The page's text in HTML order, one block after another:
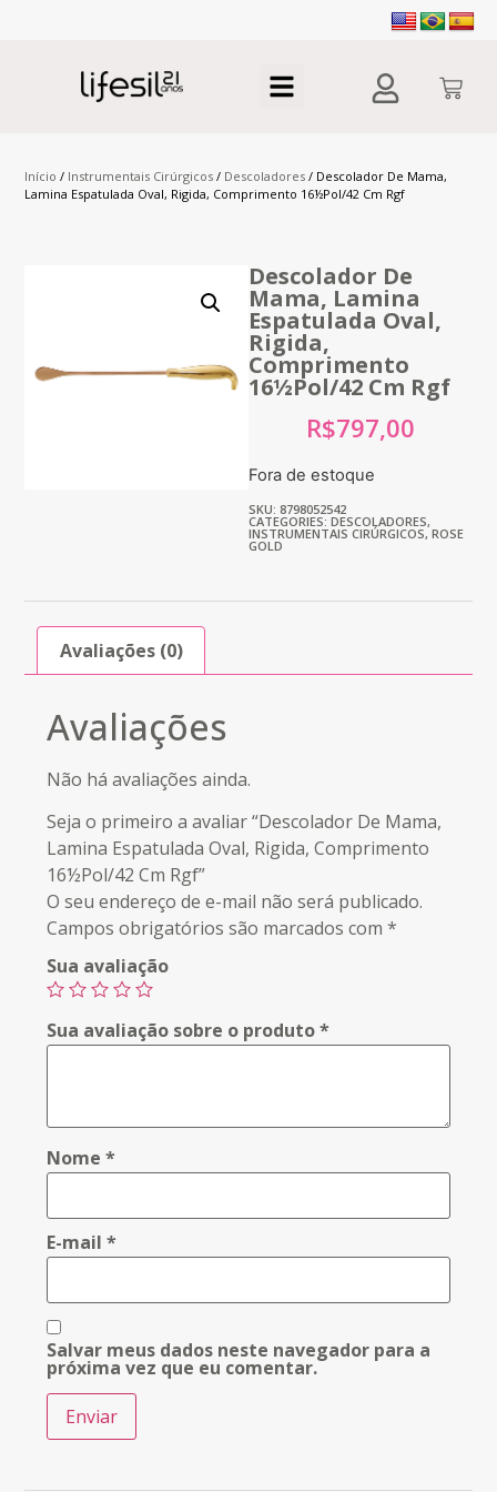
Início / Instrumentais Cirúrgicos / Descoladores / Descolador De Mama,
Lamina Espatulada Oval, Rigida, Comprimento 16½Pol/42 Cm Rgf
Descolador De
Mama, Lamina
Espatulada Oval,
Rigida,
Comprimento
16½Pol/42 Cm Rgf
R$797,00
Fora de estoque
SKU: 8798052542
CATEGORIES: DESCOLADORES,
INSTRUMENTAIS CIRÚRGICOS, ROSE
GOLD
Avaliações (0)
Avaliações
Não há avaliações ainda.
Seja o primeiro a avaliar “Descolador De Mama,
Lamina Espatulada Oval, Rigida, Comprimento
16½Pol/42 Cm Rgf”
O seu endereço de e-mail não será publicado.
Campos obrigatórios são marcados com*
Sua avaliação
Sua avaliação sobre o produto*
Nome*
E-mail*
Salvar meus dados neste navegador para a
próxima vez que eu comentar.